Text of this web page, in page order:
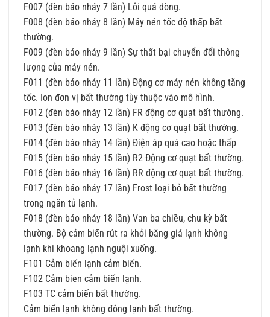
F007 (đèn báo nháy 7 lần) Lỗi quá dòng.
F008 (đèn báo nháy 8 lần) Máy nén tốc độ thấp bất
thường.
F009 (đèn báo nháy 9 lần) Sự thất bại chuyển đổi thông
lượng của máy nén.
F011 (đèn báo nháy 11 lần) Động cơ máy nén không tăng
tốc. Ion đơn vị bất thường tùy thuộc vào mô hình.
F012 (đèn báo nháy 12 lần) FR động cơ quạt bất thường.
F013 (đèn báo nháy 13 lần) K động cơ quạt bất thường.
F014 (đèn báo nháy 14 lần) Điện áp quá cao hoặc thấp
F015 (đèn báo nháy 15 lần) R2 Động cơ quạt bất thường.
F016 (đèn báo nháy 16 lần) RR động cơ quạt bất thường.
F017 (đèn báo nháy 17 lần) Frost loại bỏ bất thường
trong ngăn tủ lạnh.
F018 (đèn báo nháy 18 lần) Van ba chiều, chu kỳ bất
thường. Bộ cảm biến rút ra khỏi băng giá lạnh không
lạnh khi khoang lạnh nguội xuống.
F101 Cảm biến lạnh cảm biến.
F102 Cảm bien cảm biến lạnh.
F103 TC cảm biến bất thường.
Cảm biến lạnh không đông lạnh bất thường.